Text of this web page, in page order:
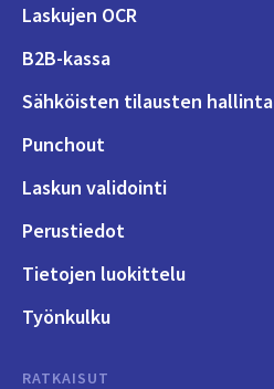
Laskujen OCR
B2B-kassa
Sähköisten tilausten hallinta
Punchout
Laskun validointi
Perustiedot
Tietojen luokittelu
Työnkulku
RATKAISUT